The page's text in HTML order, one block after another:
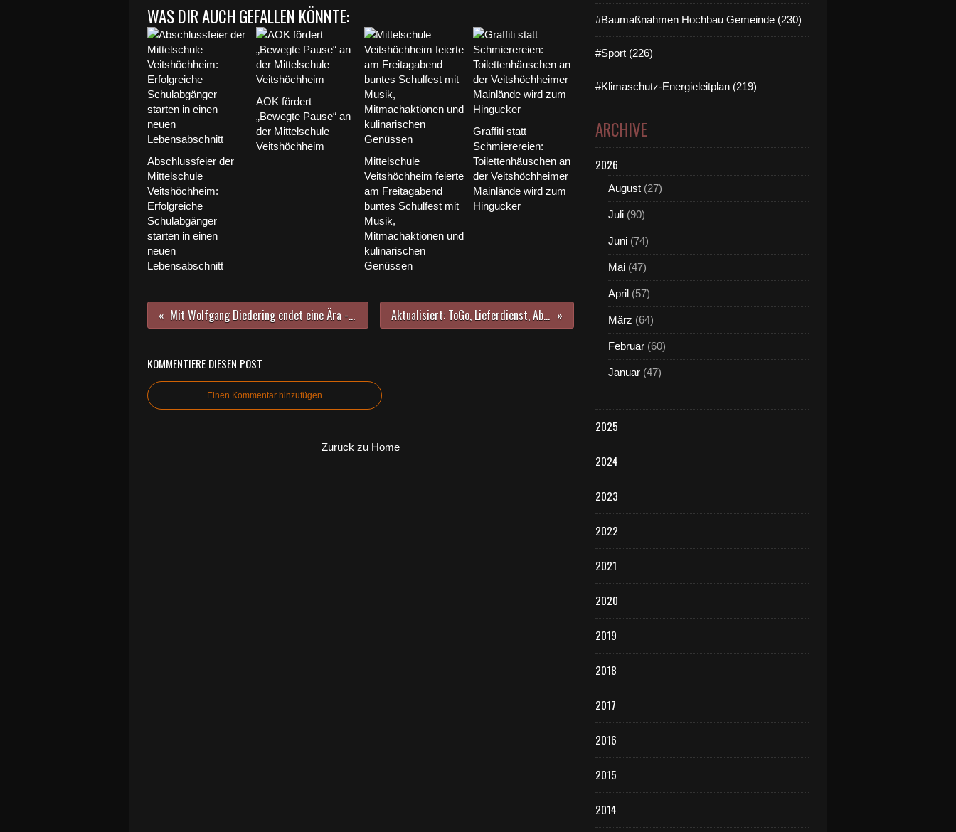
WAS DIR AUCH GEFALLEN KÖNNTE:
Abschlussfeier der
Mittelschule
Veitshöchheim:
Erfolgreiche
Schulabgänger
starten in einen
neuen
Lebensabschnitt
AOK fördert
„Bewegte Pause“ an
der Mittelschule
Veitshöchheim
Mittelschule
Veitshöchheim feierte
am Freitagabend
buntes Schulfest mit
Musik,
Mitmachaktionen und
kulinarischen
Genüssen
Graffiti statt
Schmierereien:
Toilettenhäuschen an
der Veitshöchheimer
Mainlände wird zum
Hingucker
Mit Wolfgang Diedering endet eine Ära - Delegiertenversammlung der TGV verabschiedete ihren Vorsitzenden und wählte eine neue Vereinsführung Aktualisiert: ToGo, Lieferdienst, Abholservice der Gastronomie während Corona Lockdown in Veitshöchheim (Stand: 18.11.2020)
KOMMENTIERE DIESEN POST
Einen Kommentar hinzufügen
Zurück zu Home
#Baumaßnahmen Hochbau Gemeinde (230)
#Sport (226)
#Klimaschutz-Energieleitplan (219)
ARCHIVE
2026
August (27)
Juli (90)
Juni (74)
Mai (47)
April (57)
März (64)
Februar (60)
Januar (47)
2025
2024
2023
2022
2021
2020
2019
2018
2017
2016
2015
2014